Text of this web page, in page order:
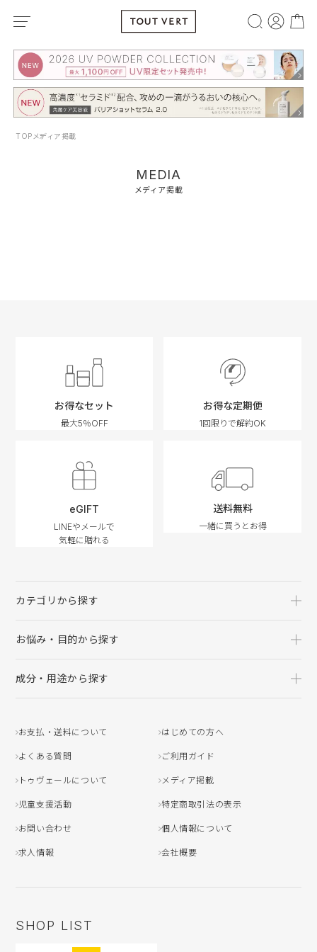
TOP メディア掲載
MEDIA
メディア掲載
お得なセット
最大5％OFF
お得な定期便
1回限りで解約OK
eGIFT
LINEやメールで
気軽に贈れる
送料無料
一緒に買うとお得
カテゴリから探す
お悩み・目的から探す
成分・用途から探す
お支払・送料について はじめての方へ
よくある質問 ご利用ガイド
トゥヴェールについて メディア掲載
児童支援活動 特定商取引法の表示
お問い合わせ 個人情報について
求人情報 会社概要
SHOP LIST